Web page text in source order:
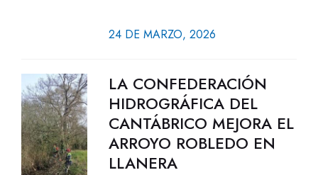
24 DE MARZO, 2026
LA CONFEDERACIÓN
HIDROGRÁFICA DEL
CANTÁBRICO MEJORA EL
ARROYO ROBLEDO EN
LLANERA